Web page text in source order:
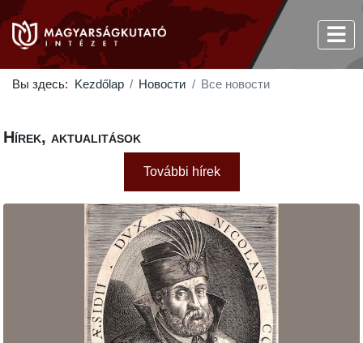
Вы здесь: Kezdőlap Новости Все новости
Hírek, aktualitások
További hírek